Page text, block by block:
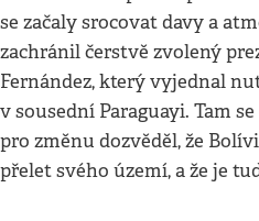
se začaly srocovat davy a
zachránil čerstvě zvolený
Fernández, který vyjednal
v sousední Paraguayi. Tam
pro změnu dozvěděl, že
přelet svého území, a že je